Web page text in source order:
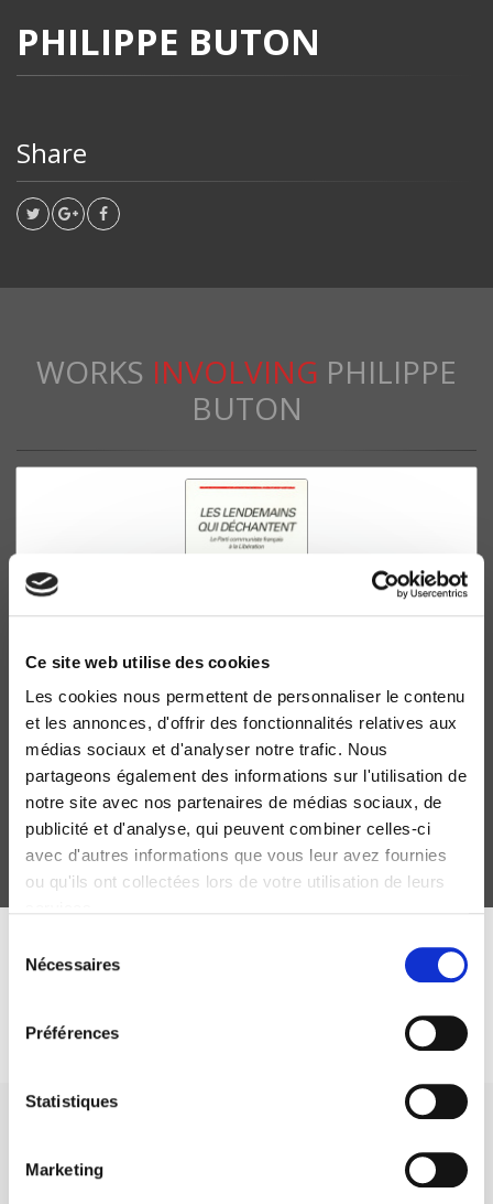
Ce site web utilise des cookies
Les cookies nous permettent de personnaliser le contenu
et les annonces, d'offrir des fonctionnalités relatives aux
médias sociaux et d'analyser notre trafic. Nous
partageons également des informations sur l'utilisation de
notre site avec nos partenaires de médias sociaux, de
publicité et d'analyse, qui peuvent combiner celles-ci
avec d'autres informations que vous leur avez fournies
ou qu'ils ont collectées lors de votre utilisation de leurs
Nécessaires
Préférences
Statistiques
Marketing
PHILIPPE BUTON
Share
WORKS INVOLVING PHILIPPE
BUTON
Les lendemains qui déchantent
Le Parti communiste français à la Libération
Philippe Buton
DISCOVER OUR JOURNALS